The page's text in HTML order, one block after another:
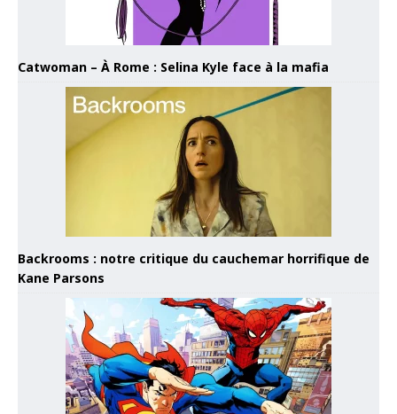
Catwoman – À Rome : Selina Kyle face à la mafia
Backrooms : notre critique du cauchemar horrifique de
Kane Parsons